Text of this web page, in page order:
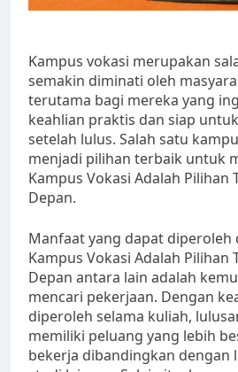
Kampus vokasi merupakan
semakin diminati oleh
terutama bagi mereka yang
keahlian praktis dan siap
setelah lulus. Salah satu
menjadi pilihan terbaik untuk
Kampus Vokasi Adalah Pilihan
Depan.
Manfaat yang dapat diperoleh
Kampus Vokasi Adalah Pilihan
Depan antara lain adalah
mencari pekerjaan. Dengan
diperoleh selama kuliah,
memiliki peluang yang lebih
bekerja dibandingkan dengan